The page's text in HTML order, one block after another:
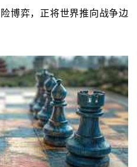
博弈，正将世界推向战争边